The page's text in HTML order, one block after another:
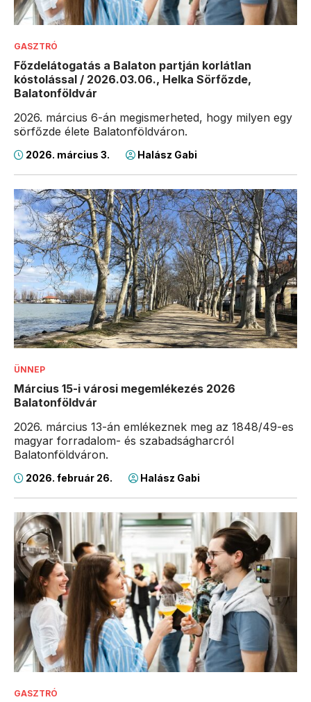
GASZTRÓ
Főzdelátogatás a Balaton partján korlátlan
kóstolással / 2026.03.06., Helka Sörfőzde,
Balatonföldvár
2026. március 6-án megismerheted, hogy milyen egy
sörfőzde élete Balatonföldváron.
2026. március 3. Halász Gabi
ÜNNEP
Március 15-i városi megemlékezés 2026
Balatonföldvár
2026. március 13-án emlékeznek meg az 1848/49-es
magyar forradalom- és szabadságharcról
Balatonföldváron.
2026. február 26. Halász Gabi
GASZTRÓ